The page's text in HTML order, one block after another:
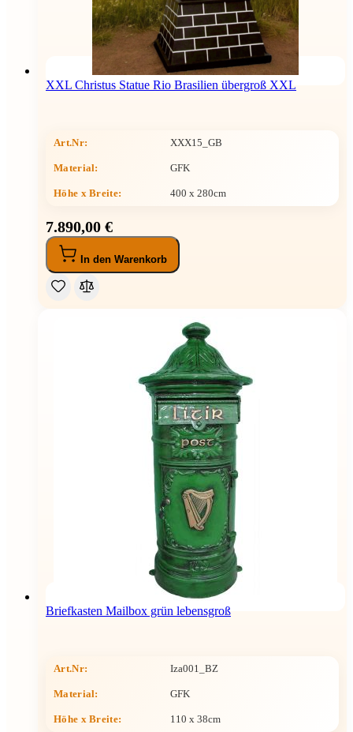
XXL Christus Statue Rio Brasilien übergroß XXL
Art.Nr: XXX15_GB
Material: GFK
Höhe x Breite: 400 x 280cm
7.890,00 €
In den Warenkorb
Briefkasten Mailbox grün lebensgroß
Art.Nr: Iza001_BZ
Material: GFK
Höhe x Breite: 110 x 38cm